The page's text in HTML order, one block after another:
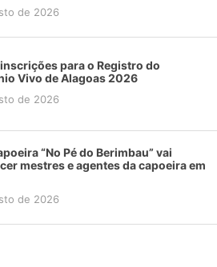
de 2026
para o Registro do
Vivo de Alagoas 2026
de 2026
“No Pé do Berimbau” vai
mestres e agentes da capoeira em
de 2026